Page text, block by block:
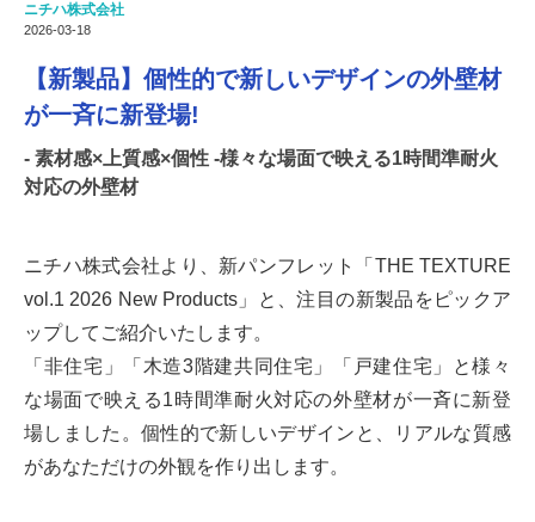
動画
かたなび コラム
すまいリング
Q＆A 販売・施工代理店募集
お気に入り
ニチハ株式会社
2026-03-18
【新製品】個性的で新しいデザインの外壁材
が一斉に新登場!
- 素材感×上質感×個性 -様々な場面で映える1時間準耐火
対応の外壁材
ニチハ株式会社より、新パンフレット「THE TEXTURE
vol.1 2026 New Products」と、注目の新製品をピックア
ップしてご紹介いたします。
「非住宅」「木造3階建共同住宅」「戸建住宅」と様々
な場面で映える1時間準耐火対応の外壁材が一斉に新登
場しました。個性的で新しいデザインと、リアルな質感
があなただけの外観を作り出します。